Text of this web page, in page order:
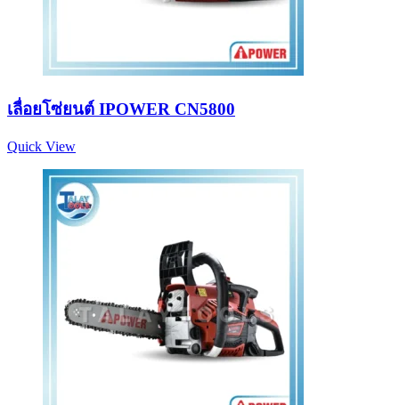
เลื่อยโซ่ยนต์ IPOWER CN5800
Quick View